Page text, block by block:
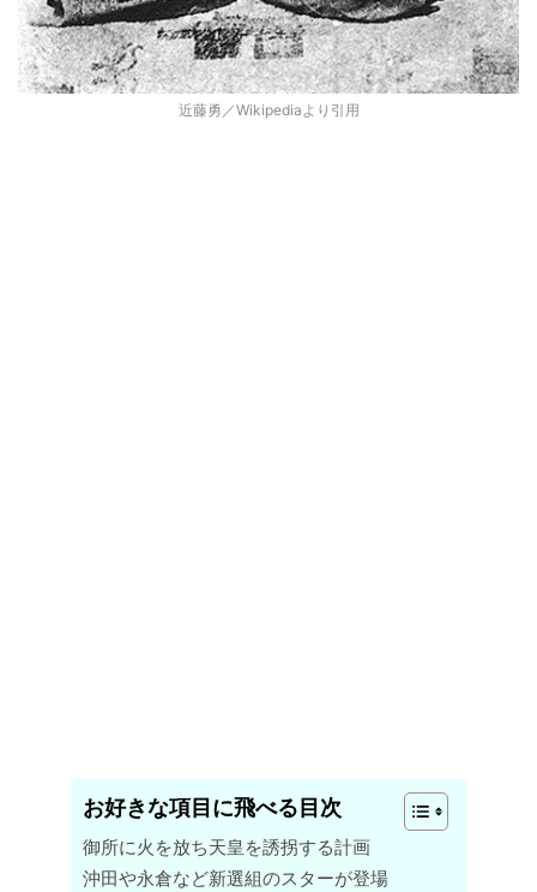
近藤勇／Wikipediaより引用
お好きな項目に飛べる目次
御所に火を放ち天皇を誘拐する計画
沖田や永倉など新選組のスターが登場